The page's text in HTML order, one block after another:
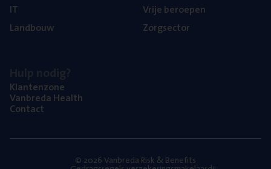
IT
Land­bouw
Vrije beroe­pen
Zorg­sec­tor
Klan­ten­zo­ne
Van­b­re­da Health
Con­tact
© 2026 Vanbreda Risk & Benefits